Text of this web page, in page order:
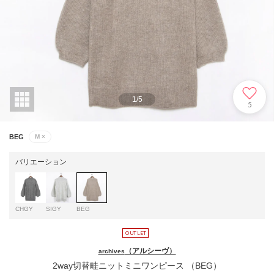
1/5
5
BEG M ×
バリエーション
CHGY SIGY BEG
archives （アルシーヴ）
2way切替畦ニットミニワンピース （BEG）